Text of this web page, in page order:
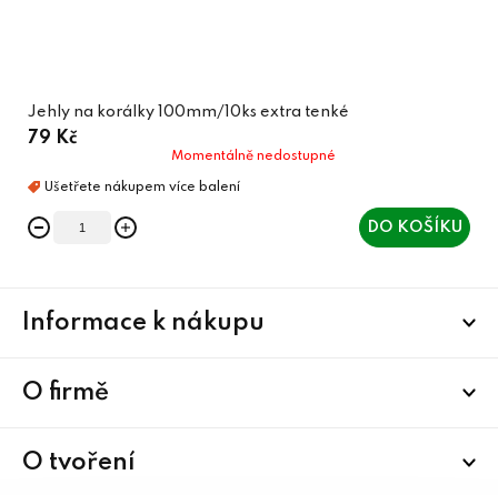
Jehly na korálky 100mm/10ks extra tenké
79 Kč
Momentálně nedostupné
DO KOŠÍKU
Informace k nákupu
O firmě
O tvoření